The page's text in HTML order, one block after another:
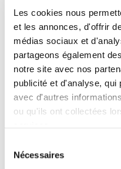
Les cookies nous
et les annonces, d'offrir
médias sociaux et
partageons également
notre site avec nos
publicité et d'analyse,
avec d'autres
ou qu'ils ont collectées
Nécessaires
préoccupations
la politique au niveau
» Danse & Politique
QUICKLINKS
Talentscouting Days